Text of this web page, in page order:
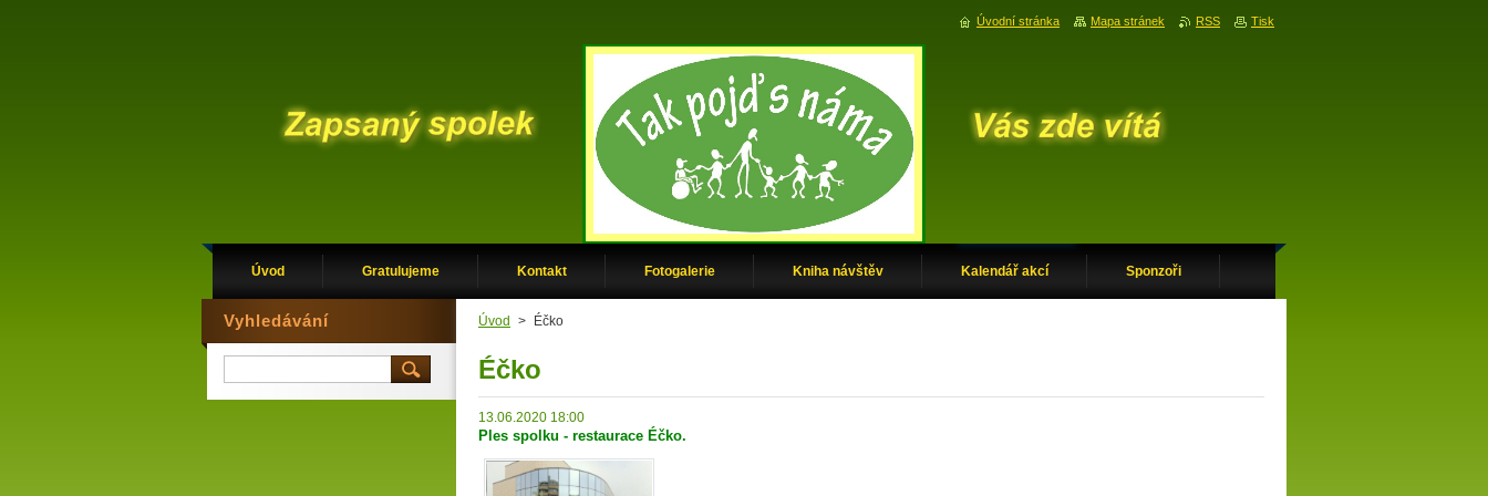
Úvod Gratulujeme Kontakt Fotogalerie Kniha návštěv Kalendář akcí Sponzoři
Úvod > Éčko
Éčko
13.06.2020 18:00
Ples spolku - restaurace Éčko.
Vyhledávání
Úvodní stránka Mapa stránek RSS Tisk